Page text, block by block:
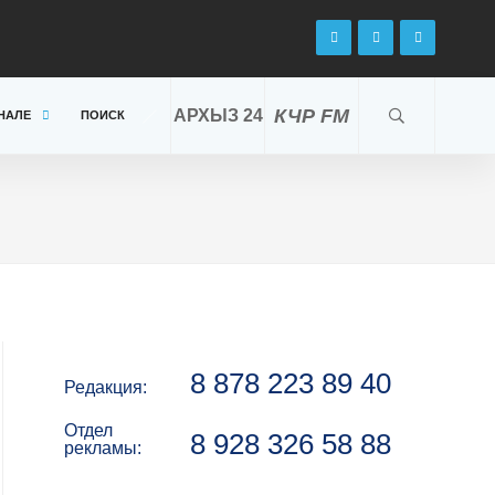
КЧР FM
АРХЫЗ 24
ПОИСК
Редакция: 8 878 223 89 40
Отдел
рекламы:
8 928 326 58 88